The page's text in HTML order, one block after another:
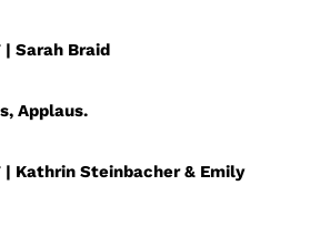
| Sarah Braid
Applaus.
| Kathrin Steinbacher & Emily